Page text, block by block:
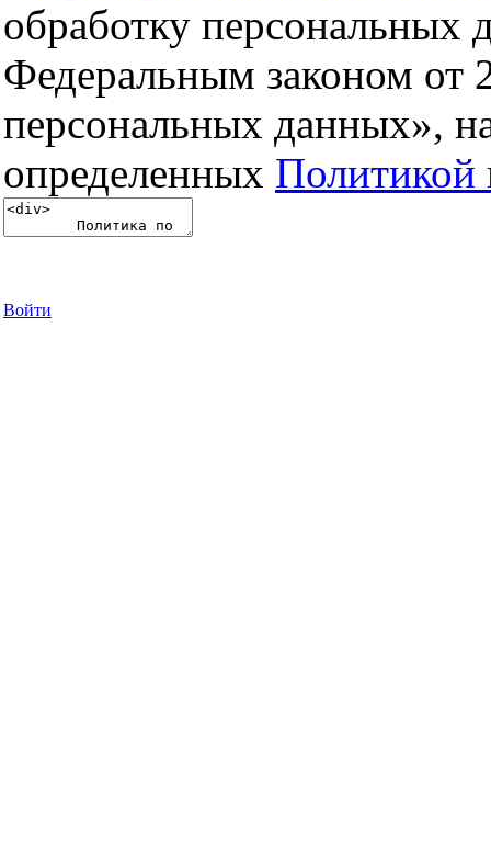
обработку персональных
Федеральным законом
персональных данных»,
определенных Политикой
Войти